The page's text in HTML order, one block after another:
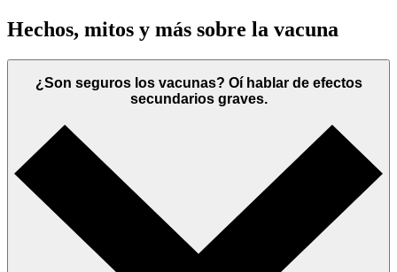
Hechos, mitos y más sobre la vacuna
¿Son seguros los vacunas? Oí hablar de efectos
secundarios graves.